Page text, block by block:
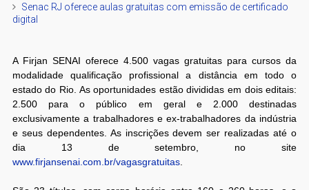
Senac RJ oferece aulas gratuitas com emissão de certificado
digital
A Firjan SENAI oferece 4.500 vagas gratuitas para cursos da
modalidade qualificação profissional a distância em todo o
estado do Rio. As oportunidades estão divididas em dois editais:
2.500 para o público em geral e 2.000 destinadas
exclusivamente a trabalhadores e ex-trabalhadores da indústria
e seus dependentes. As inscrições devem ser realizadas até o
dia 13 de setembro, no site
www.firjansenai.com.br/vagasgratuitas.